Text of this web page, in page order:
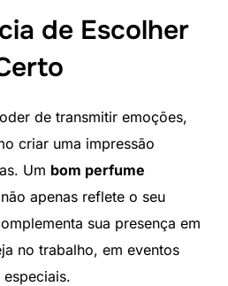
de Escolher
de transmitir emoções,
criar uma impressão
Um bom perfume
apenas reflete o seu
sua presença em
no trabalho, em eventos